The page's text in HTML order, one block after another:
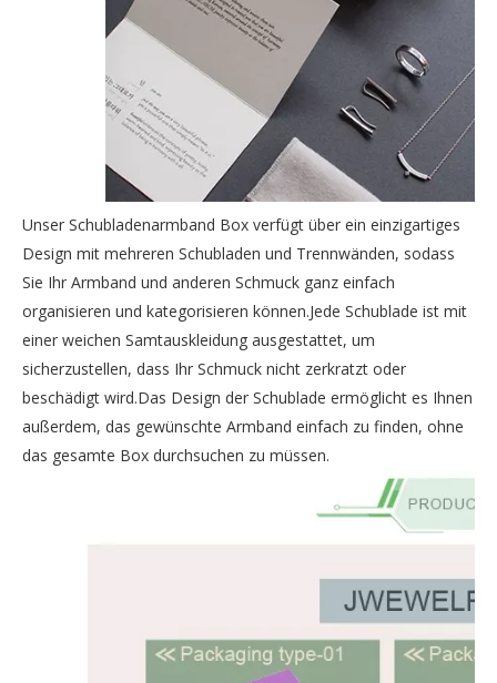
Unser Schubladenarmband Box verfügt über ein einzigartiges
Design mit mehreren Schubladen und Trennwänden, sodass
Sie Ihr Armband und anderen Schmuck ganz einfach
organisieren und kategorisieren können.Jede Schublade ist mit
einer weichen Samtauskleidung ausgestattet, um
sicherzustellen, dass Ihr Schmuck nicht zerkratzt oder
beschädigt wird.Das Design der Schublade ermöglicht es Ihnen
außerdem, das gewünschte Armband einfach zu finden, ohne
das gesamte Box durchsuchen zu müssen.